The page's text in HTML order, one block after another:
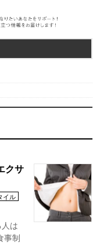
クサ
イル
は
事制